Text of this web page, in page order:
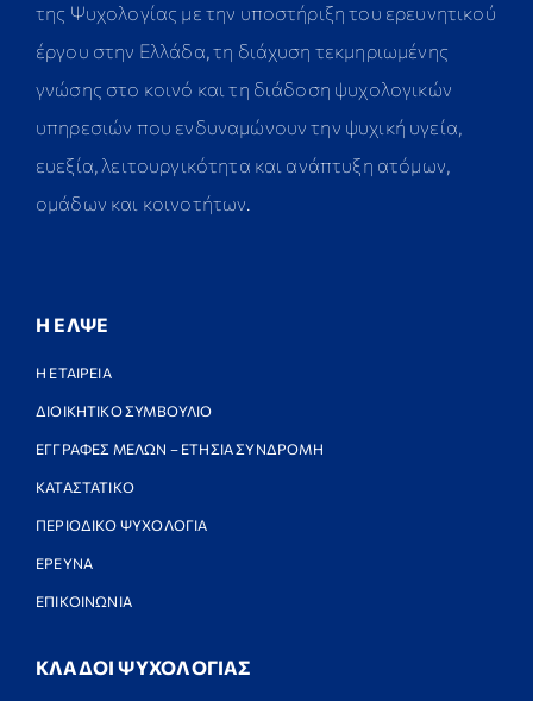
της Ψυχολογίας με την υποστήριξη του ερευνητικού
έργου στην Ελλάδα, τη διάχυση τεκμηριωμένης
γνώσης στο κοινό και τη διάδοση ψυχολογικών
υπηρεσιών που ενδυναμώνουν την ψυχική υγεία,
ευεξία, λειτουργικότητα και ανάπτυξη ατόμων,
ομάδων και κοινοτήτων.
Η ΕΛΨΕ
Η ΕΤΑΙΡΕΙΑ
ΔΙΟΙΚΗΤΙΚΟ ΣΥΜΒΟΥΛΙΟ
ΕΓΓΡΑΦΕΣ ΜΕΛΩΝ – ΕΤΗΣΙΑ ΣΥΝΔΡΟΜΗ
ΚΑΤΑΣΤΑΤΙΚΟ
ΠΕΡΙΟΔΙΚΟ ΨΥΧΟΛΟΓΙΑ
ΕΡΕΥΝΑ
ΕΠΙΚΟΙΝΩΝΙΑ
ΚΛΑΔΟΙ ΨΥΧΟΛΟΓΙΑΣ